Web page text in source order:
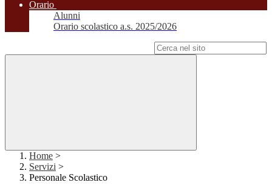
Orario
Alunni
Orario scolastico a.s. 2025/2026
Home >
Servizi >
Personale Scolastico